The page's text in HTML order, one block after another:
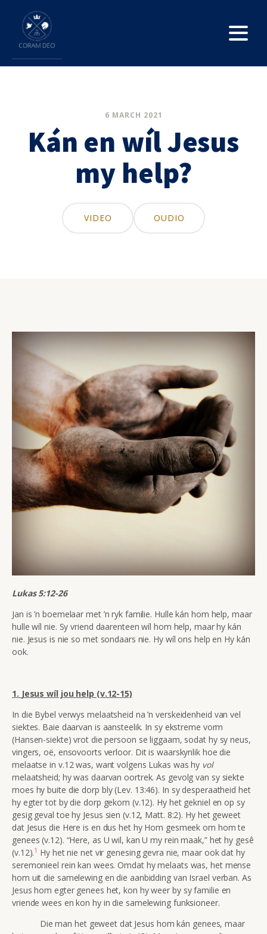
6 MARCH 2021
Kán en wíl Jesus
my help?
VIDEO OUDIO
Lukas 5:12-26
Jan is ’n boemelaar met ’n ryk familie. Hulle kán hom help, maar
hulle wíl nie. Sy vriend daarenteen wíl hom help, maar hy kán
nie. Jesus is nie so met sondaars nie. Hy wíl ons help en Hy kán
ook.
1. Jesus wíl jou help (v.12-15)
In die Bybel verwys melaatsheid na ’n verskeidenheid van vel
siektes. Baie daarvan is aansteelik. In sy ekstreme vorm
(Hansen-siekte) vrot die persoon se liggaam, sodat hy sy neus,
vingers, oë, ensovoorts verloor. Dit is waarskynlik hoe die
melaatse in v.12 was, want volgens Lukas was hy vol
melaatsheid; hy was daarvan oortrek. As gevolg van sy siekte
moes hy buite die dorp bly (Lev. 13:46). In sy desperaatheid het
hy egter tot by die dorp gekom (v.12). Hy het gekniel en op sy
gesig geval toe hy Jesus sien (v.12, Matt. 8:2). Hy het geweet
dat Jesus die Here is en dus het hy Hom gesmeek om hom te
genees (v.12). “Here, as U wil, kan U my rein maak,” het hy gesê
(v.12).1 Hy het nie net vir genesing gevra nie, maar ook dat hy
seremonieel rein kan wees. Omdat hy melaats was, het mense
hom uit die samelewing en die aanbidding van Israel verban. As
Jesus hom egter genees het, kon hy weer by sy familie en
vriende wees en kon hy in die samelewing funksioneer.
Die man het geweet dat Jesus hom kán genees, maar